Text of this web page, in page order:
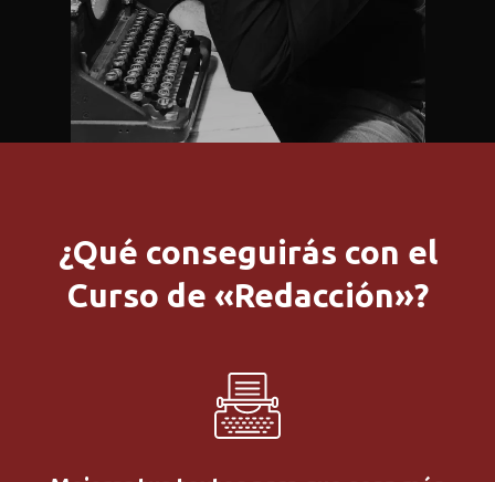
¿Qué conseguirás con el
Curso de «Redacción»?